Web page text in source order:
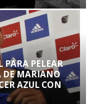
PARA PELEAR
DE MARIANO
AZUL CON